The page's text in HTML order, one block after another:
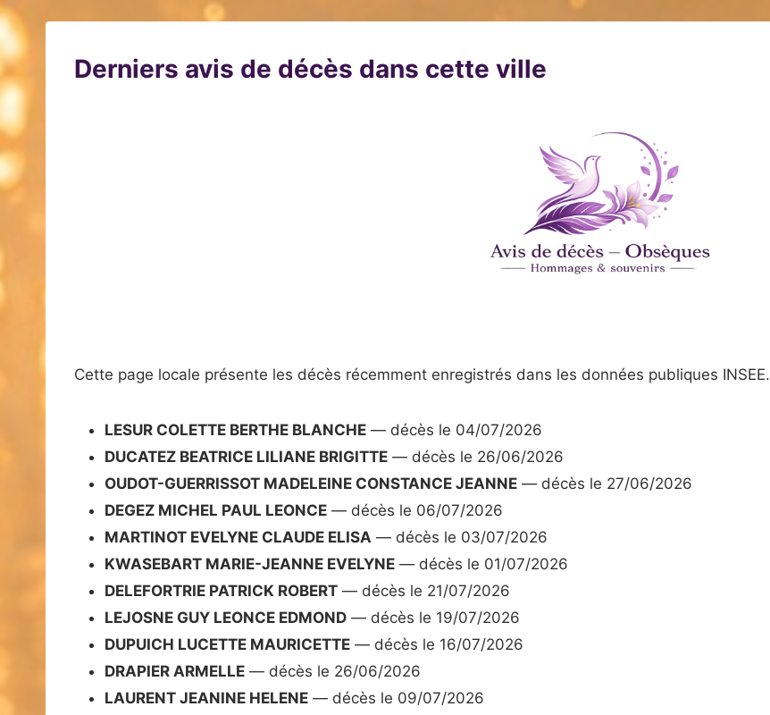
Derniers avis de décès dans cette ville
Cette page locale présente les décès récemment enregistrés dans les données publiques INSEE.
LESUR COLETTE BERTHE BLANCHE — décès le 04/07/2026
DUCATEZ BEATRICE LILIANE BRIGITTE — décès le 26/06/2026
OUDOT-GUERRISSOT MADELEINE CONSTANCE JEANNE — décès le 27/06/2026
DEGEZ MICHEL PAUL LEONCE — décès le 06/07/2026
MARTINOT EVELYNE CLAUDE ELISA — décès le 03/07/2026
KWASEBART MARIE-JEANNE EVELYNE — décès le 01/07/2026
DELEFORTRIE PATRICK ROBERT — décès le 21/07/2026
LEJOSNE GUY LEONCE EDMOND — décès le 19/07/2026
DUPUICH LUCETTE MAURICETTE — décès le 16/07/2026
DRAPIER ARMELLE — décès le 26/06/2026
LAURENT JEANINE HELENE — décès le 09/07/2026